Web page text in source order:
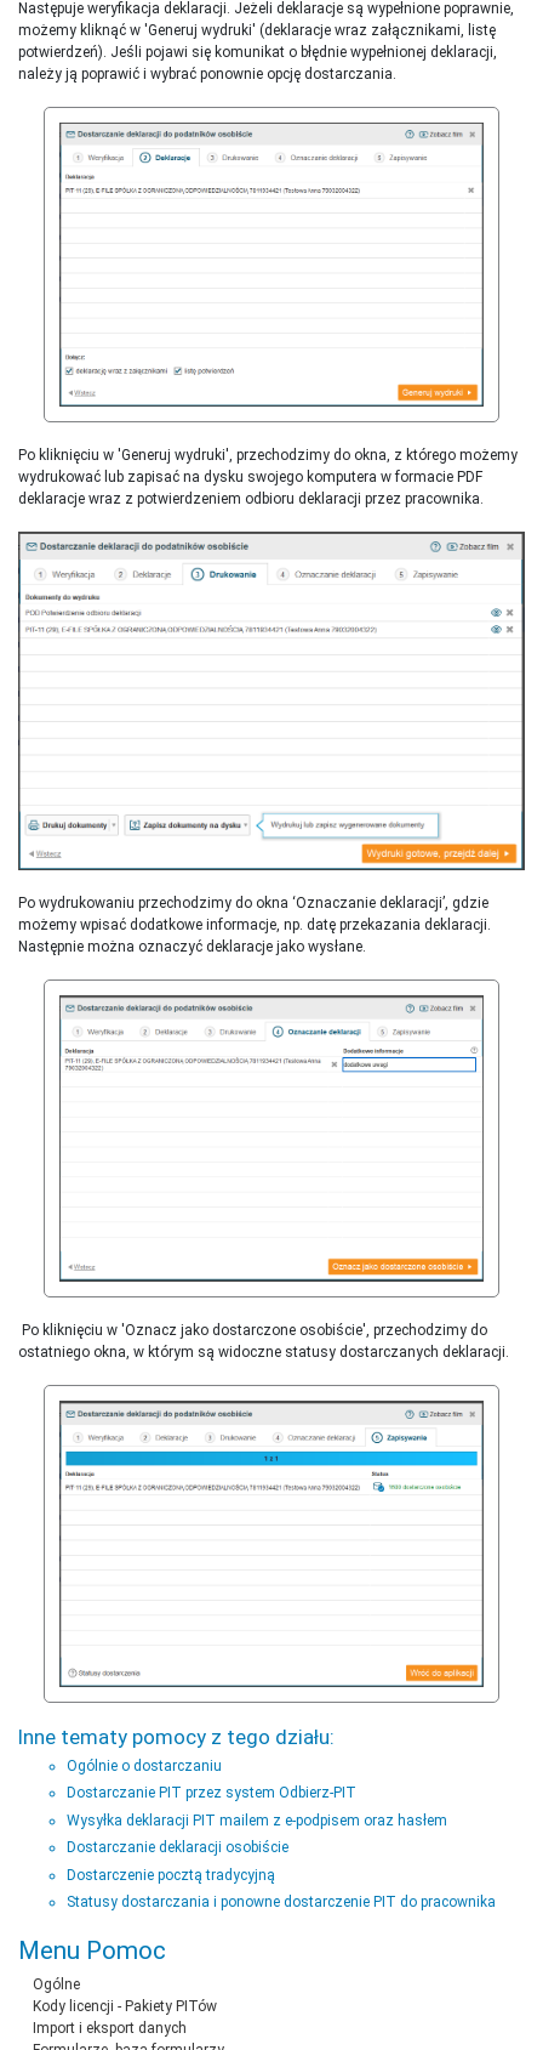
Menu Pomoc
Ogólne
Kody licencji - Pakiety PITów
Import i eksport danych
Następuje weryfikacja deklaracji. Jeżeli deklaracje są wypełnione poprawnie,
możemy kliknąć w 'Generuj wydruki' (deklaracje wraz załącznikami, listę
potwierdzeń). Jeśli pojawi się komunikat o błędnie wypełnionej deklaracji,
należy ją poprawić i wybrać ponownie opcję dostarczania.
Po kliknięciu w 'Generuj wydruki', przechodzimy do okna, z którego możemy
wydrukować lub zapisać na dysku swojego komputera w formacie PDF
deklaracje wraz z potwierdzeniem odbioru deklaracji przez pracownika.
Po wydrukowaniu przechodzimy do okna ‘Oznaczanie deklaracji’, gdzie
możemy wpisać dodatkowe informacje, np. datę przekazania deklaracji.
Następnie można oznaczyć deklaracje jako wysłane.
Po kliknięciu w 'Oznacz jako dostarczone osobiście', przechodzimy do
ostatniego okna, w którym są widoczne statusy dostarczanych deklaracji.
Inne tematy pomocy z tego działu:
Ogólnie o dostarczaniu
Dostarczanie PIT przez system Odbierz-PIT
Wysyłka deklaracji PIT mailem z e-podpisem oraz hasłem
Dostarczanie deklaracji osobiście
Dostarczenie pocztą tradycyjną
Statusy dostarczania i ponowne dostarczenie PIT do pracownika